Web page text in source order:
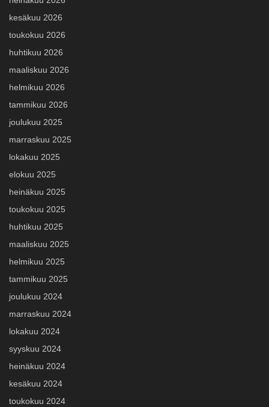
kesäkuu 2026
toukokuu 2026
huhtikuu 2026
maaliskuu 2026
helmikuu 2026
tammikuu 2026
joulukuu 2025
marraskuu 2025
lokakuu 2025
elokuu 2025
heinäkuu 2025
toukokuu 2025
huhtikuu 2025
maaliskuu 2025
helmikuu 2025
tammikuu 2025
joulukuu 2024
marraskuu 2024
lokakuu 2024
syyskuu 2024
heinäkuu 2024
kesäkuu 2024
toukokuu 2024